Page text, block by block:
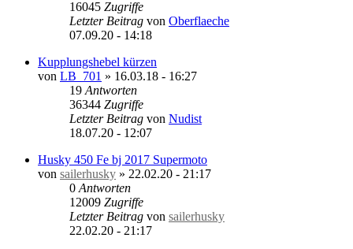
16045 Zugriffe
Letzter Beitrag von Oberflaeche
07.09.20 - 14:18
Kupplungshebel kürzen
von LB_701 » 16.03.18 - 16:27
19 Antworten
36344 Zugriffe
Letzter Beitrag von Nudist
18.07.20 - 12:07
Husky 450 Fe bj 2017 Supermoto
von sailerhusky » 22.02.20 - 21:17
0 Antworten
12009 Zugriffe
Letzter Beitrag von sailerhusky
22.02.20 - 21:17